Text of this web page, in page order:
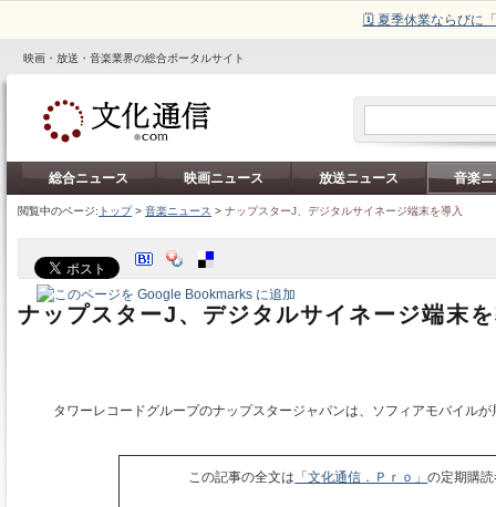
🗓️ 夏季休業ならびに
映画・放送・音楽業界の総合ポータルサイト
総合ニュース 映画ニュース 放送ニュース 音楽
閲覧中のページ: トップ> 音楽ニュース > ナップスターJ、デジタルサイネージ端末を導入
ナップスターJ、デジタルサイネージ端末
タワーレコードグループのナップスタージャパンは、ソフィアモバイル
この記事の全文は 「文化通信．Ｐｒｏ」の定期購